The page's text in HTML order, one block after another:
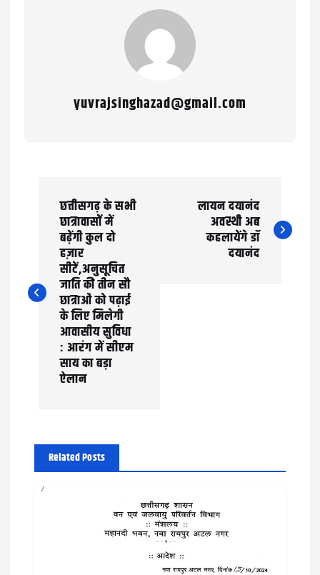
yuvrajsinghazad@gmail.com
t
n
a
छत्तीसगढ़ के सभी
छात्रावासों में
बढ़ेंगी कुल दो
हज़ार
सीटें,अनुसूचित
जाति की तीन सौ
छात्राओं को पढ़ाई
के लिए मिलेगी
आवासीय सुविधा
: आरंग में सीएम
साय का बड़ा
ऐलान
लायन दयानंद
अवस्थी अब
कहलायेंगे डॉ
दयानंद
Related Posts